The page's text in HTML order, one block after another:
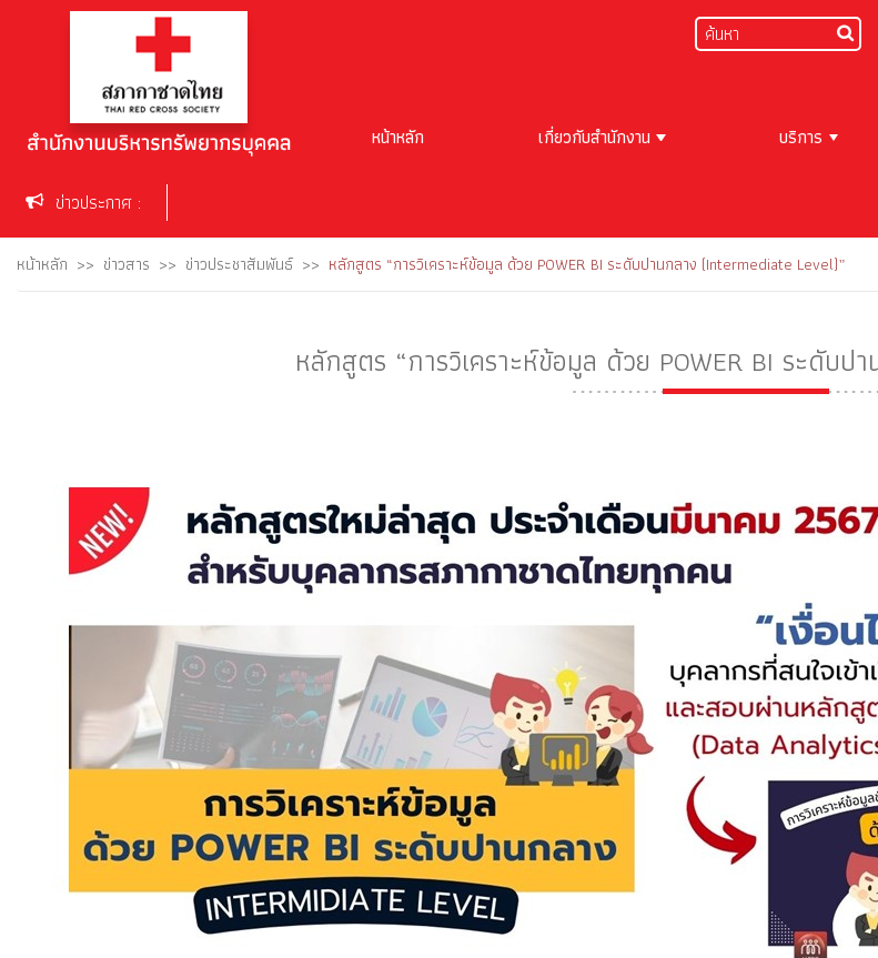
หน้าหลัก เกี่ยวกับสำนักงาน บริการ
ข่าวประกาศ :
หน้าหลัก ข่าวสาร ข่าวประชาสัมพันธ์ หลักสูตร “การวิเคราะห์ข้อมูล ด้วย POWER BI ระดับปานกลาง (Intermediate Level)”
หลักสูตร “การวิเคราะห์ข้อมูล ด้วย POWER BI ระดับ